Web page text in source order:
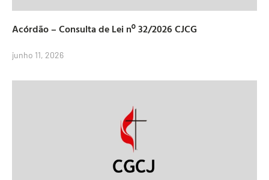
Acórdão – Consulta de Lei nº 32/2026 CJCG
junho 11, 2026